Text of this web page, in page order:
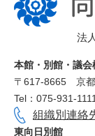
日
市
所
法
本館・別館・議会
〒617‐8665
京
Tel：075-931-
東向日別館
組織別連絡